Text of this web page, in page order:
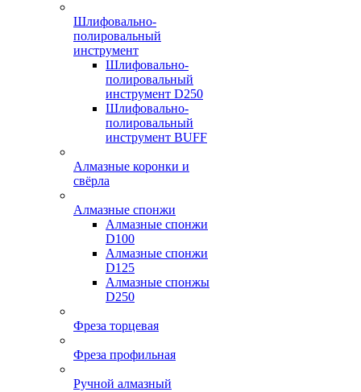
Шлифовально-
полировальный
инструмент
Шлифовально-
полировальный
инструмент D250
Шлифовально-
полировальный
инструмент BUFF
Алмазные коронки и
свёрла
Алмазные спонжи
Алмазные спонжи
D100
Алмазные спонжи
D125
Алмазные спонжы
D250
Фреза торцевая
Фреза профильная
Ручной алмазный